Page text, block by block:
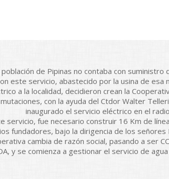
de Pipinas no contaba con
este servicio, abastecido por la usina de
a la localidad, decidieron crean la
con la ayuda del Ctdor Walter
inaugurado el servicio eléctrico en el
servicio, fue necesario construir 16 Km de
fundadores, bajo la dirigencia de los
cambia de razón social, pasando a ser
y se comienza a gestionar el servicio de